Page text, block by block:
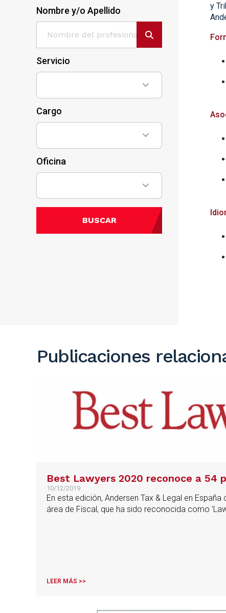
Nombre y/o Apellido
Servicio
Cargo
Oficina
BUSCAR
y
Publicaciones
Best Lawyers 2020 reconoce a 54
10/12/2019
En esta edición, Andersen Tax & Legal en
área de Fiscal, que ha sido reconocida como
LEER MÁS >>